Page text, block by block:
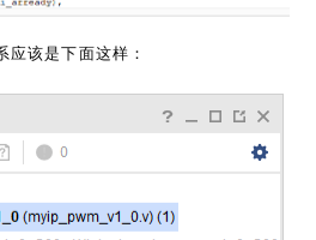
应该是下面这样：